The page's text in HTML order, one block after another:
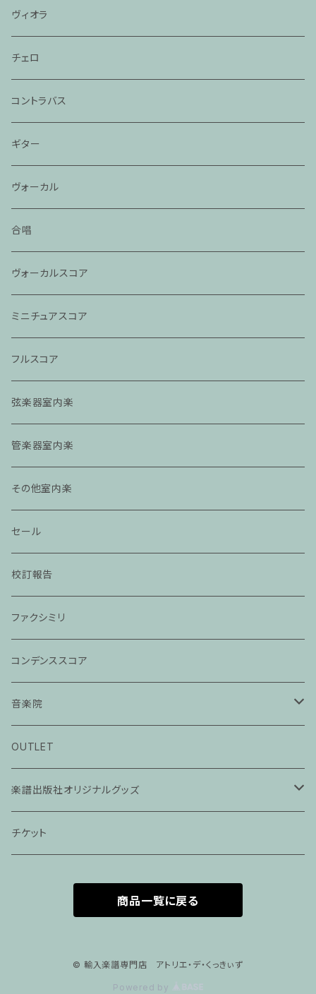
ヴィオラ
チェロ
コントラバス
ギター
ヴォーカル
合唱
ヴォーカルスコア
ミニチュアスコア
フルスコア
弦楽器室内楽
管楽器室内楽
その他室内楽
セール
校訂報告
ファクシミリ
コンデンススコア
音楽院
ピアノ科３０分レッスン
ピアノ科４５分レッスン
家族割プラン
家族割適用プラン2
声楽ピアノ４５分レッスン
ヴァイオリンピアノ６０分レッスン
OUTLET
楽譜出版社オリジナルグッズ
アパレル
チケット
商品一覧に戻る
© 輸入楽譜専門店 アトリエ・デ・くっきぃず
Powered by